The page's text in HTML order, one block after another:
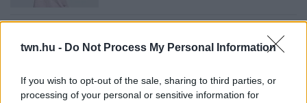
twn.hu - Do Not Process My Personal Information
If you wish to opt-out of the sale, sharing to third parties, or
processing of your personal or sensitive information for
ÁLLANDÓAN AZ ABLAK – EGYSZERŰBB
A MEGOLDÁS, MINT GONDOLNÁD